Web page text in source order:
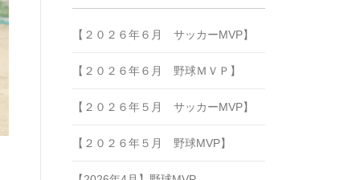
【２０２６年６月 サッカーMVP】
【２０２６年６月 野球ＭＶＰ】
【２０２６年５月 サッカーMVP】
【２０２６年５月 野球MVP】